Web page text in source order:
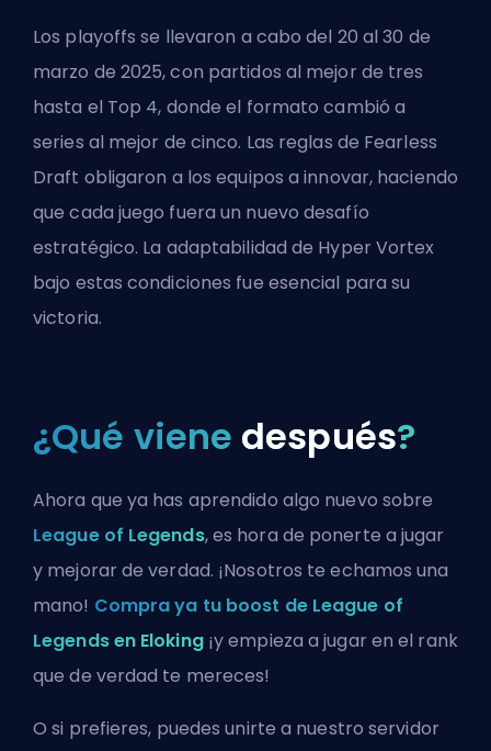
Los playoffs se llevaron a cabo del 20 al 30 de
marzo de 2025, con partidos al mejor de tres
hasta el Top 4, donde el formato cambió a
series al mejor de cinco. Las reglas de Fearless
Draft obligaron a los equipos a innovar, haciendo
que cada juego fuera un nuevo desafío
estratégico. La adaptabilidad de Hyper Vortex
bajo estas condiciones fue esencial para su
victoria.
¿Qué viene después?
Ahora que ya has aprendido algo nuevo sobre
League of Legends, es hora de ponerte a jugar
y mejorar de verdad. ¡Nosotros te echamos una
mano! Compra ya tu boost de League of
Legends en Eloking¡y empieza a jugar en el rank
que de verdad te mereces!
O si prefieres, puedesunirte a nuestro servidor